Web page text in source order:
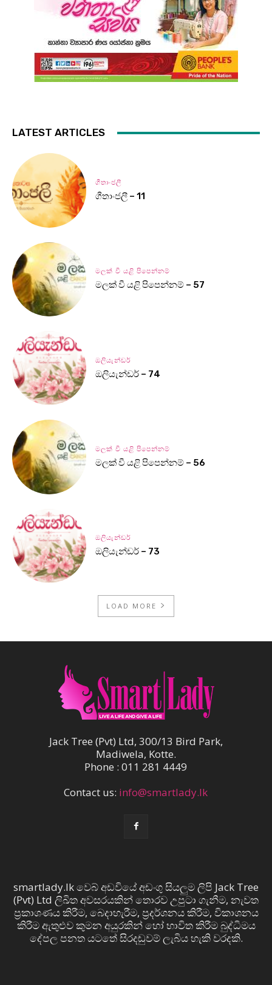
LATEST ARTICLES
ගීතාංජලී
ගීතාංජලී – 11
මලක් වී යළි පිපෙන්නම්
මලක් වී යළි පිපෙන්නම් – 57
ඔලියැන්ඩර්
ඔලියැන්ඩර් – 74
මලක් වී යළි පිපෙන්නම්
මලක් වී යළි පිපෙන්නම් – 56
ඔලියැන්ඩර්
ඔලියැන්ඩර් – 73
LOAD MORE
Jack Tree (Pvt) Ltd, 300/13 Bird Park,
Madiwela, Kotte.
Phone : 011 281 4449
Contact us: info@smartlady.lk
smartlady.lk වෙබ් අඩවියේ අඩංගු සියලුම ලිපි Jack Tree
(Pvt) Ltd ලිඛිත අවසරයකින් තොරව උපුටා ගැනීම, නැවත
ප්‍රකාශණය කිරීම, බෙදාහැරීම, ප්‍රදර්ශනය කිරීම, විකාශනය
කිරීම ඇතුළුව කුමන අයුරකින් හෝ භාවිත කිරීම බුද්ධිමය
දේපල පනත යටතේ සිරදඬුවම් ලැබිය හැකි වරදකි.